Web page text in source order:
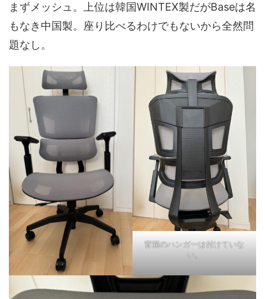
まずメッシュ。上位は韓国WINTEX製だがBaseは名
もなき中国製。座り比べるわけでもないから全然問
題なし。
背面のハンガーは付けていな
い。